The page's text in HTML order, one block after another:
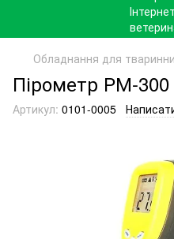
Обладнання для
Пірометр РМ-300
Артикул: 0101-0005